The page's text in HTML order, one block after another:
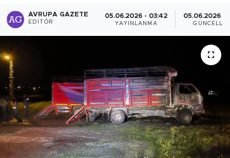
AVRUPA GAZETE
EDITÖR
05.06.2026 - 03:42
YAYINLANMA
05.06.2026 -